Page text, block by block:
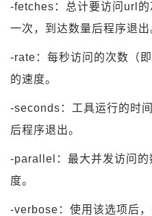
-fetches：总计要访问url
一次，到达数量后程序退出
-rate：每秒访问的次数（
的速度。
-seconds：工具运行的时
后程序退出。
-parallel：最大并发访问的
度。
-verbose：使用该选项后